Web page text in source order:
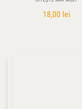
18,00 lei